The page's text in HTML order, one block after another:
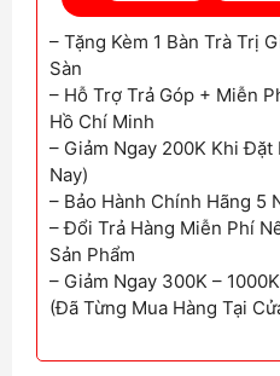
– Tặng Kèm 1 Bàn Trà Trị
Sàn
– Hỗ Trợ Trả Góp + Miễn
Hồ Chí Minh
– Giảm Ngay 200K Khi Đặt
Nay)
– Bảo Hành Chính Hãng 5
– Đổi Trả Hàng Miễn Phí
Sản Phẩm
– Giảm Ngay 300K –
(Đã Từng Mua Hàng Tại